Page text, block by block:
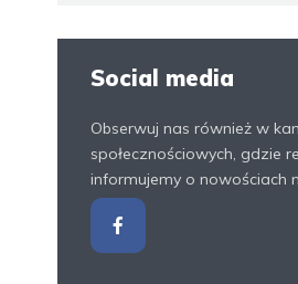
Social media
Obserwuj nas również w
społecznościowych, gdzie
informujemy o nowościach